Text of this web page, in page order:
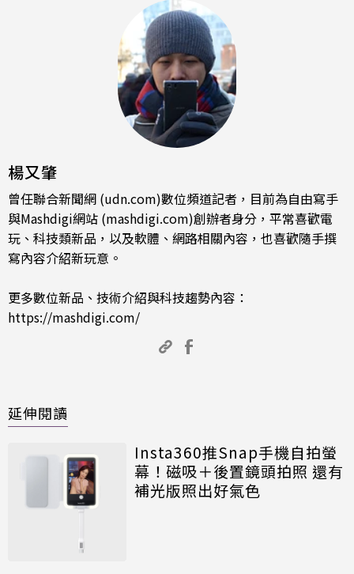
楊又肇
曾任聯合新聞網 (udn.com)數位頻道記者，目前為自由寫手
與Mashdigi網站 (mashdigi.com)創辦者身分，平常喜歡電
玩、科技類新品，以及軟體、網路相關內容，也喜歡隨手撰
寫內容介紹新玩意。
更多數位新品、技術介紹與科技趨勢內容：
https://mashdigi.com/
延伸閱讀
Insta360推Snap手機自拍螢
幕！磁吸＋後置鏡頭拍照 還有
補光版照出好氣色